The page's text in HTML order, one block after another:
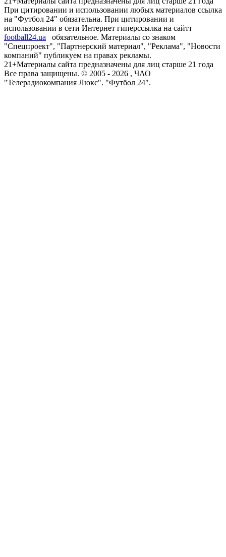
При цитировании и использовании любых материалов ссылка
на "Футбол 24" обязательна. При цитировании и
использовании в сети Интернет гиперссылка на сайтт
football24.ua
обязательное. Материалы со знаком
"Спецпроект", "Партнерский материал", "Реклама", "Новости
компаний" публикуем на правах рекламы.
21+Материалы сайта предназначены для лиц старше 21 года
Все права защищены. © 2005 - 2026 , ЧАО
"Телерадиокомпания Люкс". "Футбол 24".